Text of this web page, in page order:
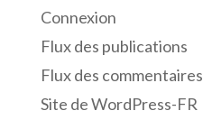
Connexion
Flux des publications
Flux des commentaires
Site de WordPress-FR